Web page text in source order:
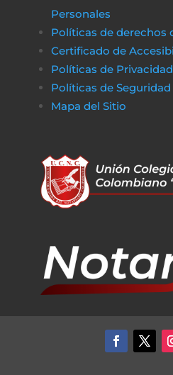
Personales
Políticas de derechos
Certificado de
Políticas de
Políticas de
Mapa del Sitio